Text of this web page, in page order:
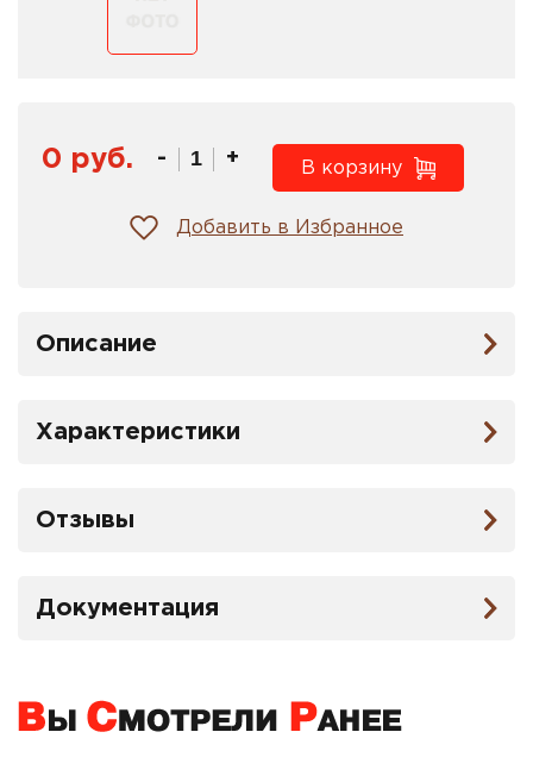
0 руб. - + В корзину
Добавить в Избранное
Описание
Характеристики
Отзывы
Документация